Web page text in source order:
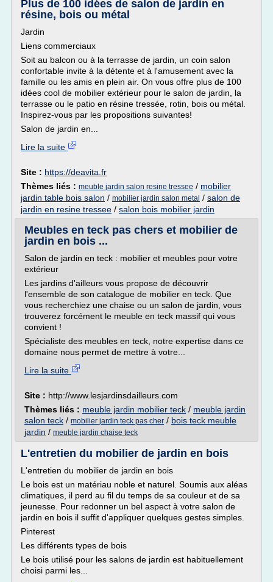
Plus de 100 idées de salon de jardin en
résine, bois ou métal
Jardin
Liens commerciaux
Soit au balcon ou à la terrasse de jardin, un coin salon
confortable invite à la détente et à l'amusement avec la
famille ou les amis en plein air. On vous offre plus de 100
idées cool de mobilier extérieur pour le salon de jardin, la
terrasse ou le patio en résine tressée, rotin, bois ou métal.
Inspirez-vous par les propositions suivantes!
Salon de jardin en...
Lire la suite
Site : https://deavita.fr
Thèmes liés : meuble jardin salon resine tressee / mobilier
jardin table bois salon / mobilier jardin salon metal / salon de
jardin en resine tressee / salon bois mobilier jardin
Meubles en teck pas chers et mobilier de
jardin en bois ...
Salon de jardin en teck : mobilier et meubles pour votre
extérieur
Les jardins d'ailleurs vous propose de découvrir
l'ensemble de son catalogue de mobilier en teck. Que
vous recherchiez une chaise ou un salon de jardin, vous
trouverez forcément le meuble en teck massif qui vous
convient !
Spécialiste des meubles en teck, notre expertise dans ce
domaine nous permet de mettre à votre...
Lire la suite
Site : http://www.lesjardinsdailleurs.com
Thèmes liés : meuble jardin mobilier teck / meuble jardin
salon teck / mobilier jardin teck pas cher / bois teck meuble
jardin / meuble jardin chaise teck
L'entretien du mobilier de jardin en bois
L'entretien du mobilier de jardin en bois
Le bois est un matériau noble et naturel. Soumis aux aléas
climatiques, il perd au fil du temps de sa couleur et de sa
jeunesse. Pour redonner un bel aspect à votre salon de
jardin en bois il suffit d'appliquer quelques gestes simples.
Pinterest
Les différents types de bois
Le bois utilisé pour les salons de jardin est habituellement
choisi parmi les...